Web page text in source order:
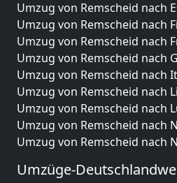
Umzug von Remscheid nach
Umzug von Remscheid nach
Umzug von Remscheid nach
Umzug von Remscheid nach
Umzug von Remscheid nach
Umzug von Remscheid nach
Umzug von Remscheid nach
Umzug von Remscheid nach
Umzug von Remscheid nach
Umzüge-